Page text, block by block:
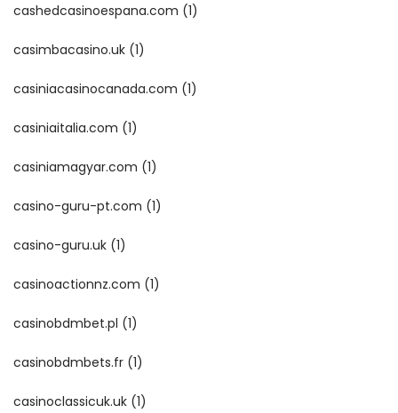
cashedcasinoespana.com (1)
casimbacasino.uk (1)
casiniacasinocanada.com (1)
casiniaitalia.com (1)
casiniamagyar.com (1)
casino-guru-pt.com (1)
casino-guru.uk (1)
casinoactionnz.com (1)
casinobdmbet.pl (1)
casinobdmbets.fr (1)
casinoclassicuk.uk (1)